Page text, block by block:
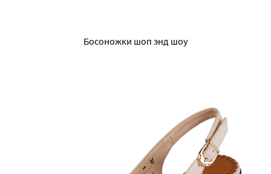
Босоножки шоп энд шоу